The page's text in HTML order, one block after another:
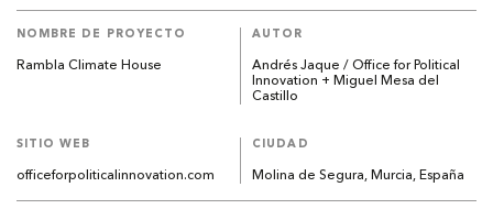
NOMBRE DE PROYECTO
Rambla Climate House
AUTOR
Andrés Jaque / Office for Political
Innovation + Miguel Mesa del
Castillo
SITIO WEB
officeforpoliticalinnovation.com
CIUDAD
Molina de Segura, Murcia, España